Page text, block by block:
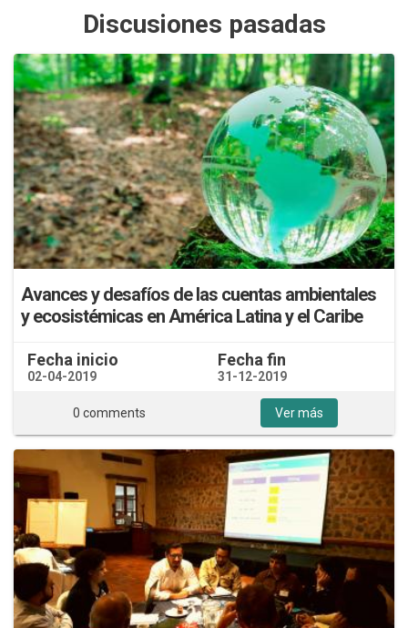
Discusiones pasadas
Avances y desafíos de las cuentas ambientales
y ecosistémicas en América Latina y el Caribe
Fecha inicio
02-04-2019
Fecha fin
31-12-2019
0 comments Ver más